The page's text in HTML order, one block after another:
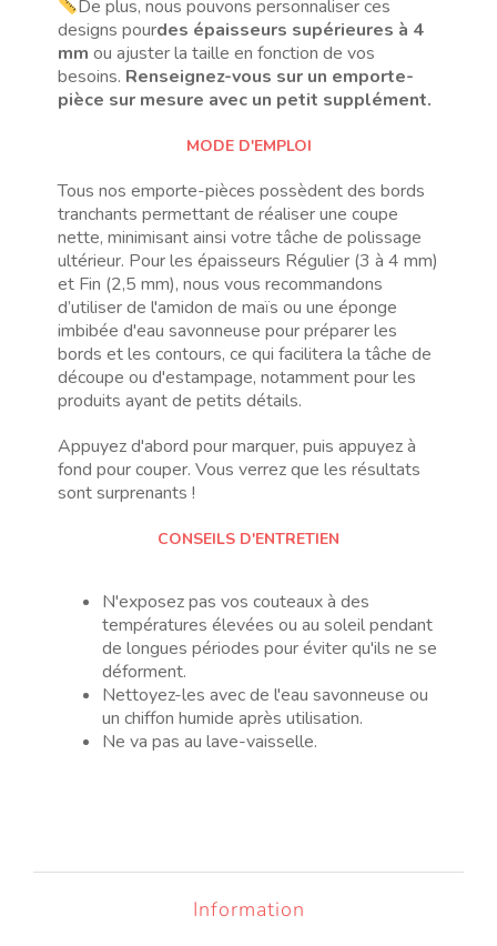
De plus, nous pouvons personnaliser ces
designs pourdes épaisseurs supérieures à 4
mm ou ajuster la taille en fonction de vos
besoins. Renseignez-vous sur un emporte-
pièce sur mesure avec un petit supplément.
MODE D'EMPLOI
Tous nos emporte-pièces possèdent des bords
tranchants permettant de réaliser une coupe
nette, minimisant ainsi votre tâche de polissage
ultérieur. Pour les épaisseurs Régulier (3 à 4 mm)
et Fin (2,5 mm), nous vous recommandons
d’utiliser de l'amidon de maïs ou une éponge
imbibée d'eau savonneuse pour préparer les
bords et les contours, ce qui facilitera la tâche de
découpe ou d'estampage, notamment pour les
produits ayant de petits détails.
Appuyez d'abord pour marquer, puis appuyez à
fond pour couper. Vous verrez que les résultats
sont surprenants !
CONSEILS D'ENTRETIEN
N'exposez pas vos couteaux à des
températures élevées ou au soleil pendant
de longues périodes pour éviter qu'ils ne se
déforment.
Nettoyez-les avec de l'eau savonneuse ou
un chiffon humide après utilisation.
Ne va pas au lave-vaisselle.
Information